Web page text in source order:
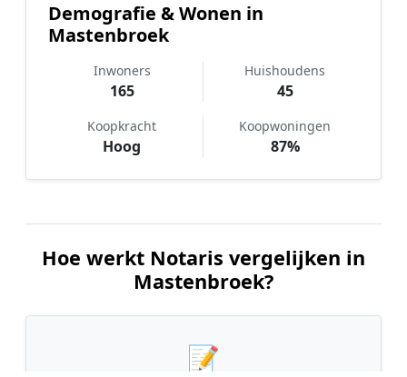
Demografie & Wonen in
Mastenbroek
Inwoners
165
Huishoudens
45
Koopkracht
Hoog
Koopwoningen
87%
Hoe werkt Notaris vergelijken in
Mastenbroek?
📝